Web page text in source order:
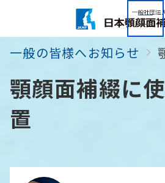
一般の皆様へお知らせ
顎顔面補綴に
置